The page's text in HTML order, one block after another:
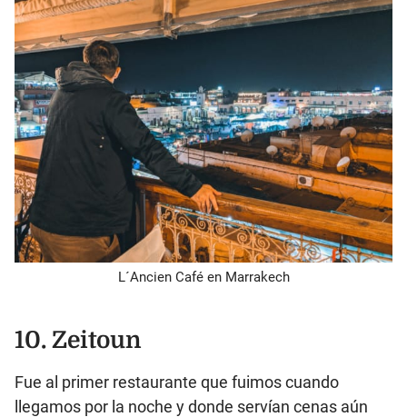
L´Ancien Café en Marrakech
10. Zeitoun
Fue al primer restaurante que fuimos cuando
llegamos por la noche y donde servían cenas aún